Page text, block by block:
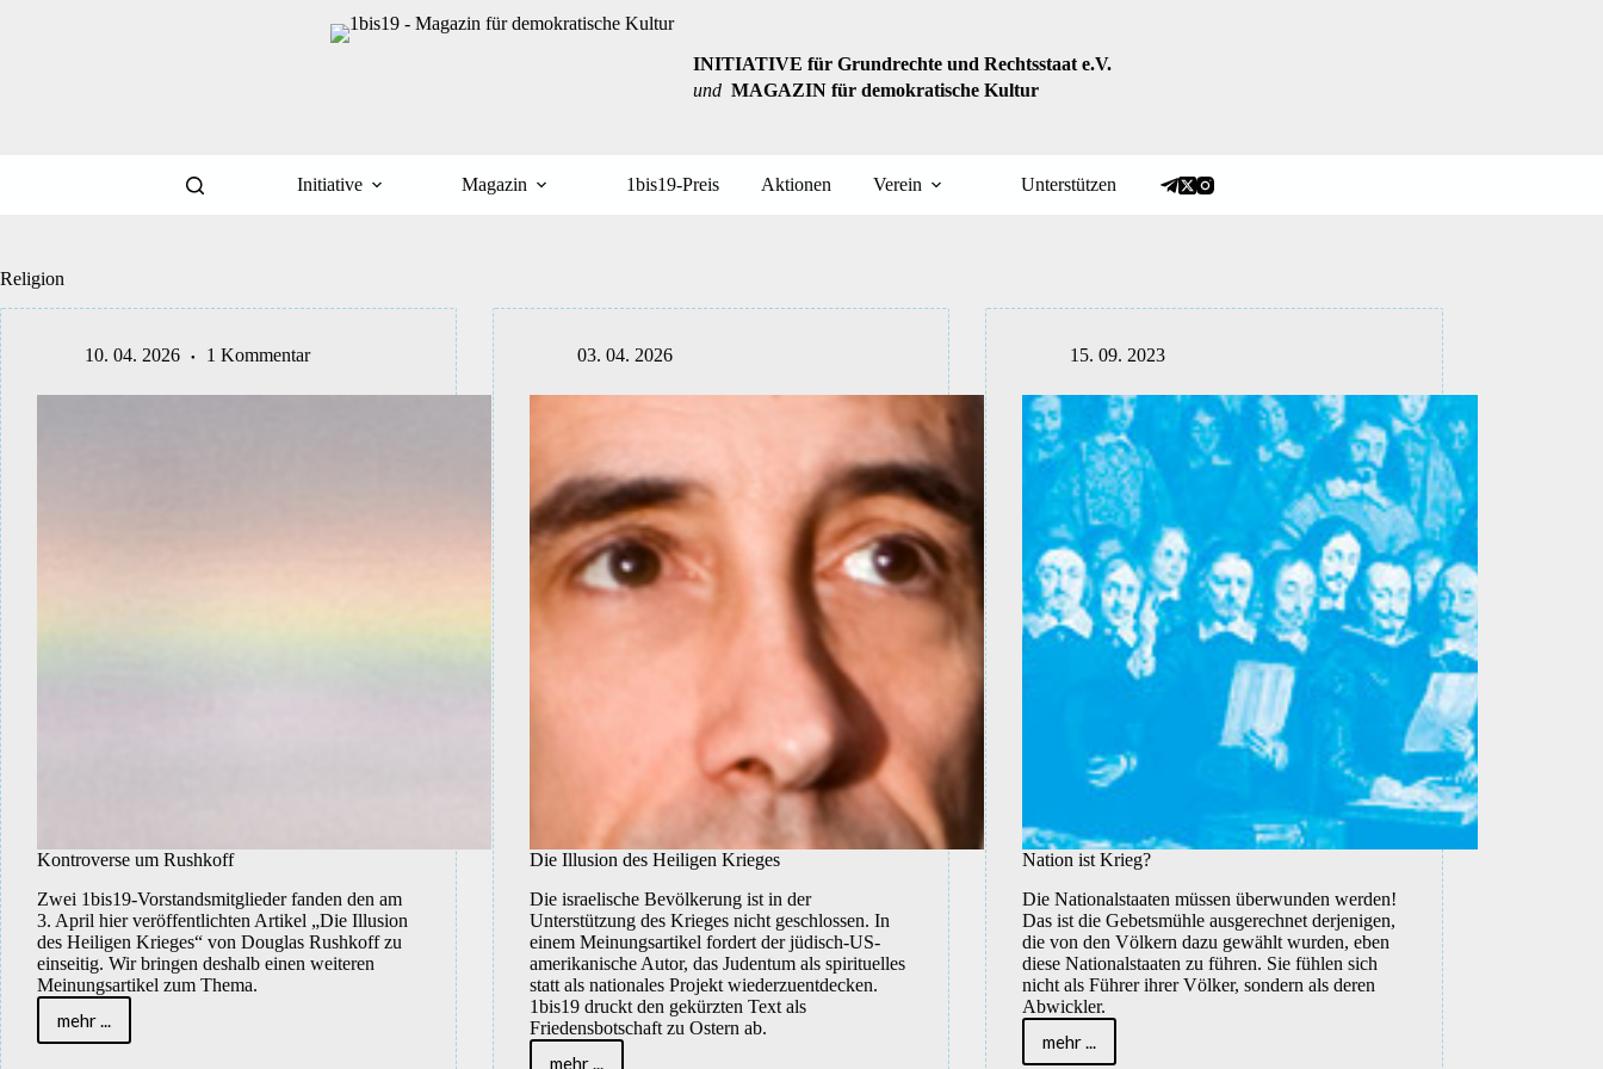
INITIATIVE für Grundrechte und Rechtsstaat e.V.
und MAGAZIN für demokratische Kultur
Initiative Magazin 1bis19-Preis Aktionen Verein Unterstützen
Religion
10. 04. 2026 1 Kommentar
Kontroverse um Rushkoff
Zwei 1bis19-Vorstandsmitglieder fanden den am
3. April hier veröffentlichten Artikel „Die Illusion
des Heiligen Krieges“ von Douglas Rushkoff zu
einseitig. Wir bringen deshalb einen weiteren
Meinungsartikel zum Thema.
mehr ...Kontroverse
um
03. 04. 2026
Die Illusion des Heiligen Krieges
Die israelische Bevölkerung ist in der
Unterstützung des Krieges nicht geschlossen. In
einem Meinungsartikel fordert der jüdisch-US-
amerikanische Autor, das Judentum als spirituelles
statt als nationales Projekt wiederzuentdecken.
1bis19 druckt den gekürzten Text als
Friedensbotschaft zu Ostern ab.
mehr ...
15. 09. 2023
Nation ist Krieg?
Die Nationalstaaten müssen überwunden werden!
Das ist die Gebetsmühle ausgerechnet derjenigen,
die von den Völkern dazu gewählt wurden, eben
diese Nationalstaaten zu führen. Sie fühlen sich
nicht als Führer ihrer Völker, sondern als deren
Abwickler.
mehr ...
Nation